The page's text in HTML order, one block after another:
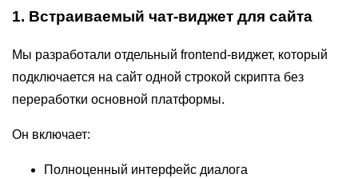
1. Встраиваемый чат-виджет для сайта
Мы разработали отдельный frontend-виджет, который
подключается на сайт одной строкой скрипта без
переработки основной платформы.
Он включает:
Полноценный интерфейс диалога